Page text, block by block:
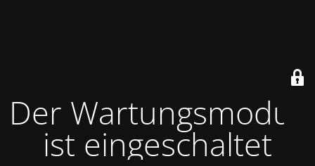
Der Wartungsmodus
ist eingeschaltet